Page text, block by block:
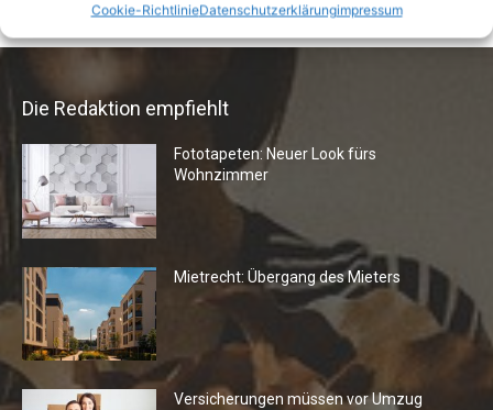
Cookie-RichtlinieDatenschutzerklärungimpressum
Die Redaktion empfiehlt
Fototapeten: Neuer Look fürs
Wohnzimmer
Mietrecht: Übergang des Mieters
Versicherungen müssen vor Umzug